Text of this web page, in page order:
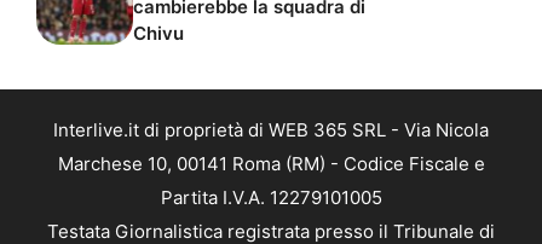
cambierebbe la squadra di
Chivu
Interlive.it di proprietà di WEB 365 SRL - Via Nicola
Marchese 10, 00141 Roma (RM) - Codice Fiscale e
Partita I.V.A. 12279101005
Testata Giornalistica registrata presso il Tribunale di